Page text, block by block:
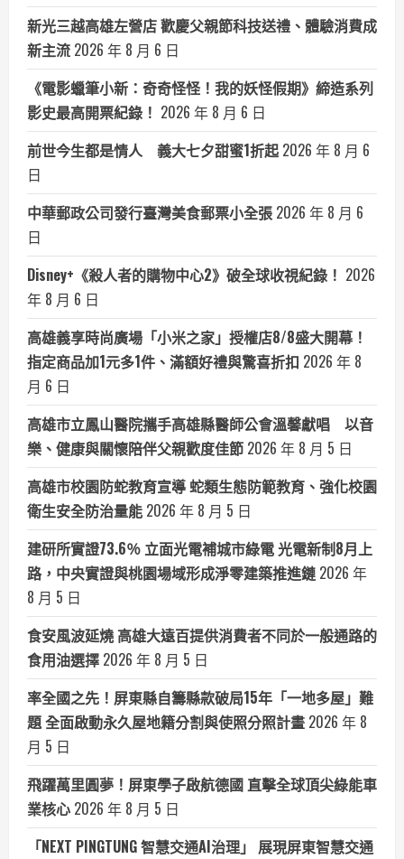
新光三越高雄左營店 歡慶父親節科技送禮、體驗消費成
新主流 2026 年 8 月 6 日
《電影蠟筆小新：奇奇怪怪！我的妖怪假期》締造系列
影史最高開票紀錄！ 2026 年 8 月 6 日
前世今生都是情人 義大七夕甜蜜1折起 2026 年 8 月 6
日
中華郵政公司發行臺灣美食郵票小全張 2026 年 8 月 6
日
Disney+《殺人者的購物中心2》破全球收視紀錄！ 2026
年 8 月 6 日
高雄義享時尚廣場「小米之家」授權店8/8盛大開幕！
指定商品加1元多1件、滿額好禮與驚喜折扣 2026 年 8
月 6 日
高雄市立鳳山醫院攜手高雄縣醫師公會溫馨獻唱 以音
樂、健康與關懷陪伴父親歡度佳節 2026 年 8 月 5 日
高雄市校園防蛇教育宣導 蛇類生態防範教育、強化校園
衛生安全防治量能 2026 年 8 月 5 日
建研所實證73.6％ 立面光電補城市綠電 光電新制8月上
路，中央實證與桃園場域形成淨零建築推進鏈 2026 年
8 月 5 日
食安風波延燒 高雄大遠百提供消費者不同於一般通路的
食用油選擇 2026 年 8 月 5 日
率全國之先！屏東縣自籌縣款破局15年「一地多屋」難
題 全面啟動永久屋地籍分割與使照分照計畫 2026 年 8
月 5 日
飛躍萬里圓夢！屏東學子啟航德國 直擊全球頂尖綠能車
業核心 2026 年 8 月 5 日
「NEXT PINGTUNG 智慧交通AI治理」 展現屏東智慧交通